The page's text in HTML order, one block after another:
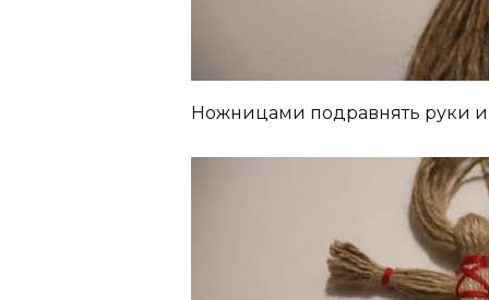
Ножницами подравнять руки